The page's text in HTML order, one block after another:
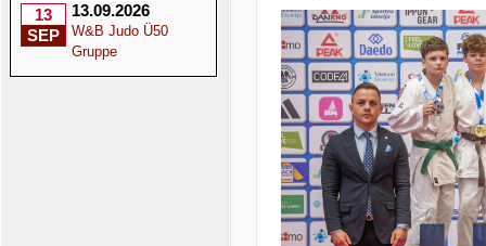
13
SEP
13.09.2026
W&B Judo Ü50
Gruppe